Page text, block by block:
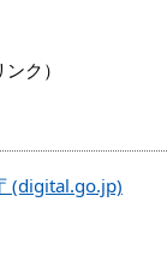
ンク）
(digital.go.jp)